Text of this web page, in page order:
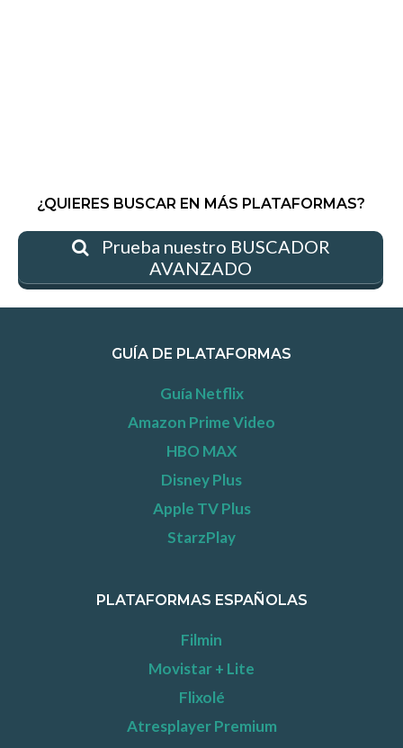
¿QUIERES BUSCAR EN MÁS PLATAFORMAS?
Prueba nuestro BUSCADOR
AVANZADO
GUÍA DE PLATAFORMAS
Guía Netflix
Amazon Prime Video
HBO MAX
Disney Plus
Apple TV Plus
StarzPlay
PLATAFORMAS ESPAÑOLAS
Filmin
Movistar + Lite
Flixolé
Atresplayer Premium